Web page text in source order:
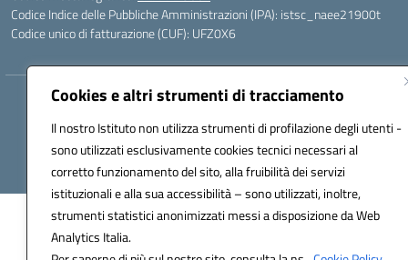
Cookies e altri strumenti di tracciamento
Il nostro Istituto non utilizza strumenti di profilazione degli utenti -
sono utilizzati esclusivamente cookies tecnici necessari al
corretto funzionamento del sito, alla fruibilità dei servizi
istituzionali e alla sua accessibilità – sono utilizzati, inoltre,
strumenti statistici anonimizzati messi a disposizione da Web
Analytics Italia.
Codice Indice delle Pubbliche Amministrazioni (IPA): istsc_naee21900t
Codice unico di fatturazione (CUF): UFZ0X6
Hosting & Powered by 3D Solution S.r.l.
Concept & Design by Designers Italia